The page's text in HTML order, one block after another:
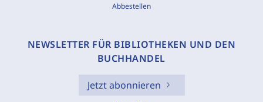
Abbestellen
NEWSLETTER FÜR BIBLIOTHEKEN UND DEN
BUCHHANDEL
Jetzt abonnieren